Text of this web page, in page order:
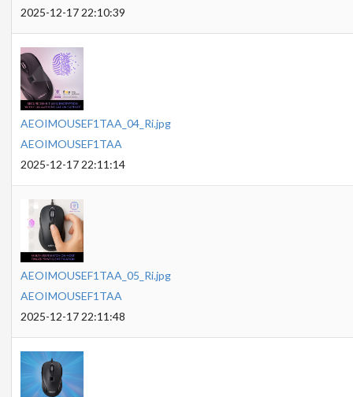
2025-12-17 22:10:39
AEOIMOUSEF1TAA_04_Ri.jpg
AEOIMOUSEF1TAA
2025-12-17 22:11:14
AEOIMOUSEF1TAA_05_Ri.jpg
AEOIMOUSEF1TAA
2025-12-17 22:11:48